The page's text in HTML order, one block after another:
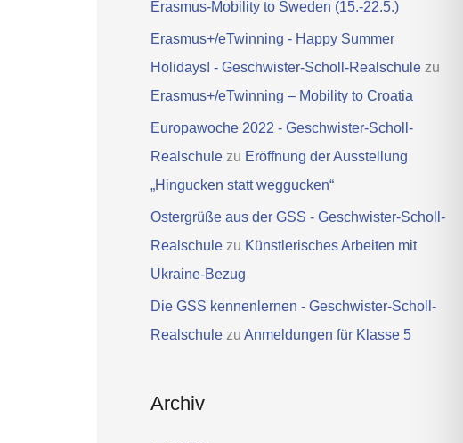
Erasmus-Mobility to Sweden (15.-22.5.)
Erasmus+/eTwinning - Happy Summer
Holidays! - Geschwister-Scholl-Realschulezu
Erasmus+/eTwinning – Mobility to Croatia
Europawoche 2022 - Geschwister-Scholl-
Realschulezu Eröffnung der Ausstellung
„Hingucken statt weggucken“
Ostergrüße aus der GSS - Geschwister-Scholl-
Realschulezu Künstlerisches Arbeiten mit
Ukraine-Bezug
Die GSS kennenlernen - Geschwister-Scholl-
Realschulezu Anmeldungen für Klasse 5
Archiv